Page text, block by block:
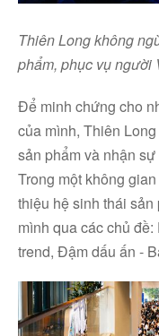
Thiên Long không
phẩm, phục vụ người
Để minh chứng cho
của mình, Thiên
sản phẩm và nhận
Trong một không
thiệu hệ sinh thái
mình qua các chủ
trend, Đậm dấu ấn -
Facebook
Youtube
Linkedin